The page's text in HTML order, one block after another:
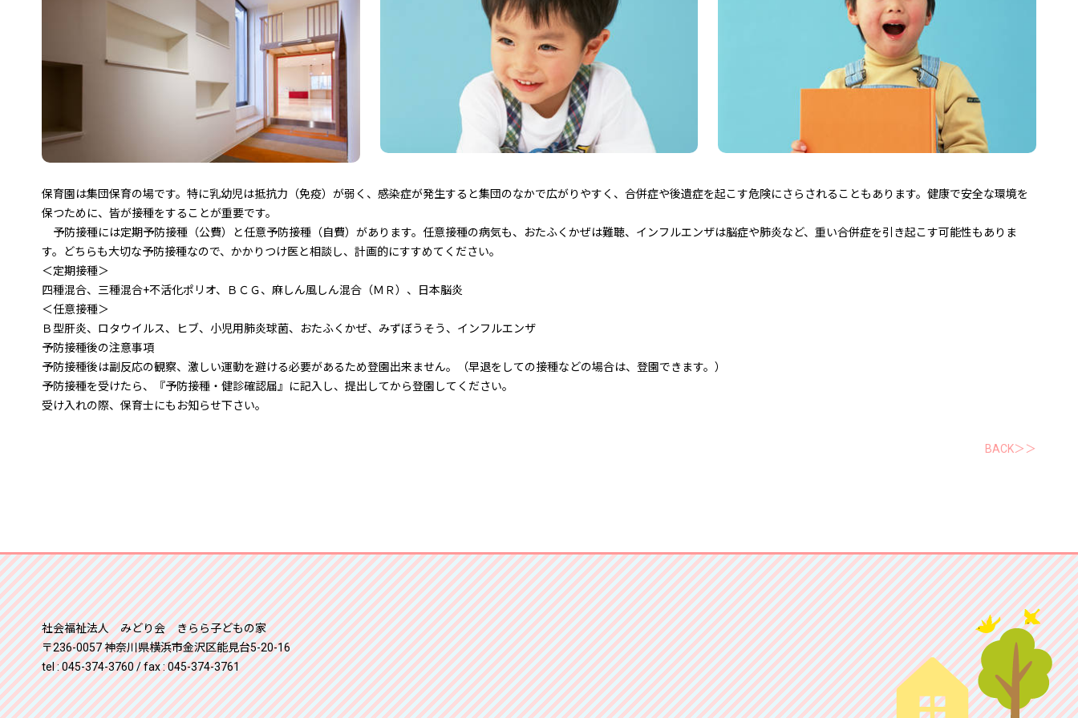
保育園は集団保育の場です。特に乳幼児は抵抗力（免疫）が弱く、感染症が発生すると集団のなかで広がりやすく、合併症や後遺症を起こす危険にさらされることもあります。健康で安全な環境を
保つために、皆が接種をすることが重要です。
予防接種には定期予防接種（公費）と任意予防接種（自費）があります。任意接種の病気も、おたふくかぜは難聴、インフルエンザは脳症や肺炎など、重い合併症を引き起こす可能性もありま
す。どちらも大切な予防接種なので、かかりつけ医と相談し、計画的にすすめてください。
＜定期接種＞
四種混合、三種混合+不活化ポリオ、ＢＣＧ、麻しん風しん混合（ＭＲ）、日本脳炎
＜任意接種＞
Ｂ型肝炎、ロタウイルス、ヒブ、小児用肺炎球菌、おたふくかぜ、みずぼうそう、インフルエンザ
予防接種後の注意事項
予防接種後は副反応の観察、激しい運動を避ける必要があるため登園出来ません。（早退をしての接種などの場合は、登園できます。）
予防接種を受けたら、『予防接種・健診確認届』に記入し、提出してから登園してください。
受け入れの際、保育士にもお知らせ下さい。
BACK＞＞
社会福祉法人 みどり会 きらら子どもの家
〒236-0057 神奈川県横浜市金沢区能見台5-20-16
tel : 045-374-3760 / fax : 045-374-3761